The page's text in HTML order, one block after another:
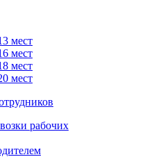
мест
мест
мест
мест
рабочих